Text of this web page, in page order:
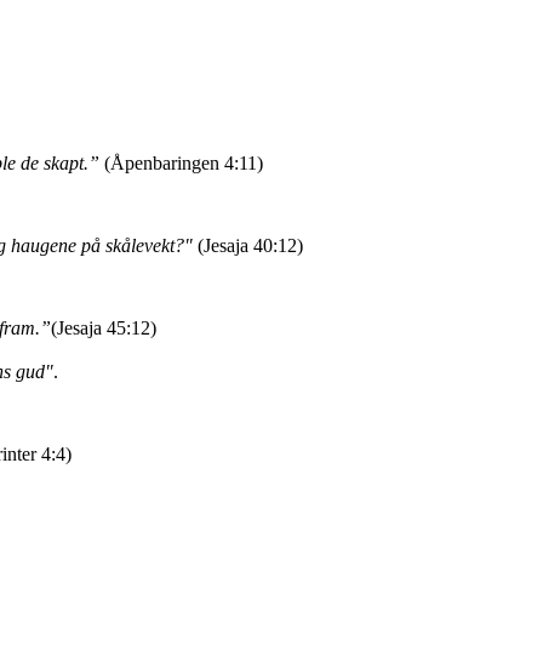
de skapt.” (Åpenbaringen 4:11)
haugene på skålevekt?" (Jesaja 40:12)
(Jesaja 45:12)
gud".
4:4)